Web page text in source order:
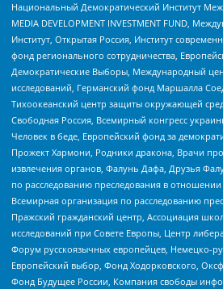
Национальный Демократический Институт
MEDIA DEVELOPMENT INVESTMENT FUND,
Институт, Открытая Россия, Институт
фонд регионального сотрудничества,
Демократические Выборы, Международный
исследований, Германский фонд Маршалла
Тихоокеанский центр защиты окружающей
Свободная Россия, Всемирный конгресс
Человек в беде, Европейский фонд за
Прожект Хармони, Родники дракона, Врачи
извлечения органов, Фалунь Дафа, Друзья
по расследованию преследования в
Всемирная организация по расследованию
Пражский гражданский центр, Ассоциация
исследований при Совете Европы, Центр
Форум русскоязычных европейцев, Немецко-
Европейский выбор, Фонд Ходорковского,
Фонд Будущее России, Компания свободы